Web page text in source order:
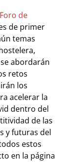
Foro de
de primer
temas
abordarán
retos
los
acelerar la
dentro del
de las
y futuras del
estos
en la página